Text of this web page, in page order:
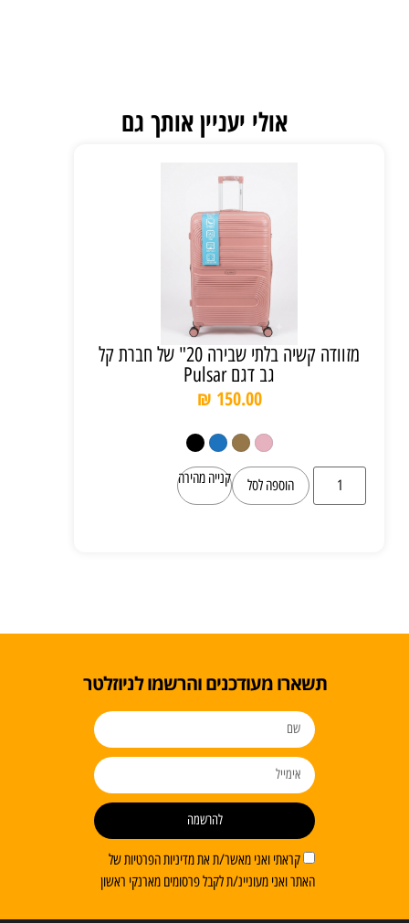
אולי יעניין אותך גם
מזוודה קשיה בלתי שבירה 20" של חברת קל
גב דגם Pulsar
₪ 150.00
הוספה לסל קנייה מהירה
תשארו מעודכנים והרשמו לניוזלטר
קראתי ואני מאשר/ת את מדיניות הפרטיות של
האתר ואני מעוניינ/ת לקבל פרסומים מארנקי ראשון
להרשמה